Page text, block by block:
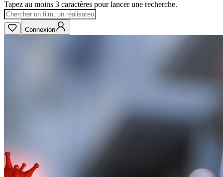
Tapez au moins 3 caractères pour lancer une recherche.
Connexion